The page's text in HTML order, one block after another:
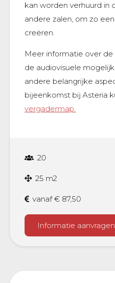
kan worden verhuurd in
andere zalen, om zo
creëren.
Meer informatie over de
de audiovisuele
andere belangrijke
bijeenkomst bij Asteria
vergadermap.
20
25 m2
vanaf € 87,50
Informatie aanvragen